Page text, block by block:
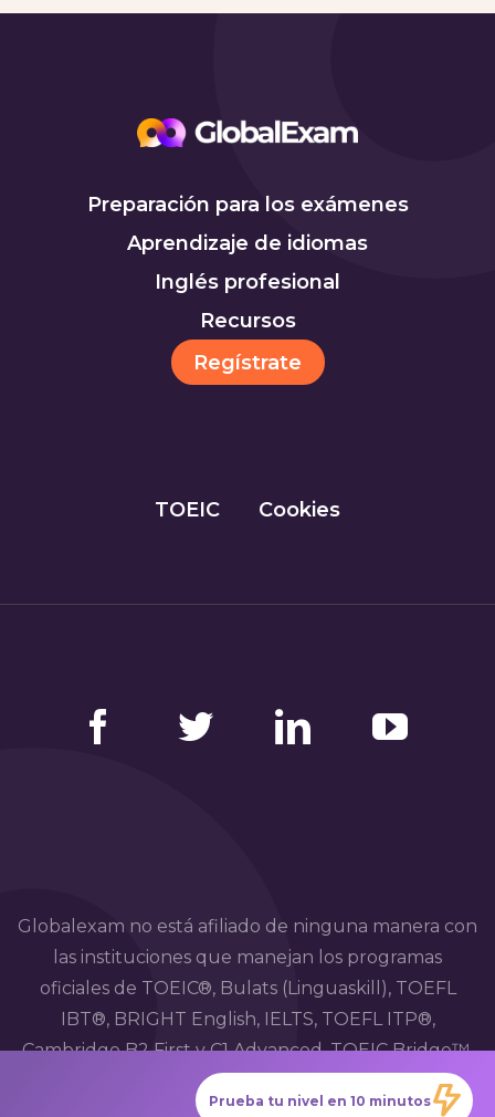
Prueba tu nivel en 10 minutos
Preparación para los exámenes
Aprendizaje de idiomas
Inglés profesional
Recursos
Regístrate
TOEIC Cookies
Globalexam no está afiliado de ninguna manera con
las instituciones que manejan los programas
oficiales de TOEIC®, Bulats (Linguaskill), TOEFL
IBT®, BRIGHT English, IELTS, TOEFL ITP®,
Cambridge B2 First y C1 Advanced, TOEIC Bridge™,
HSK®, BRIGHT Español, DELE, DELF, TCF, BRIGHT
Deutsch y WiDaF.